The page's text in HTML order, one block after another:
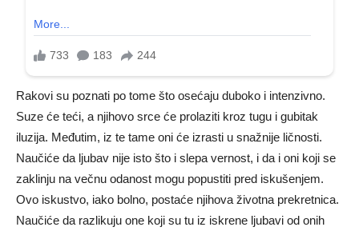
Rakovi su poznati po tome što osećaju duboko i intenzivno.
Suze će teći, a njihovo srce će prolaziti kroz tugu i gubitak
iluzija. Međutim, iz te tame oni će izrasti u snažnije ličnosti.
Naučiće da ljubav nije isto što i slepa vernost, i da i oni koji se
zaklinju na večnu odanost mogu popustiti pred iskušenjem.
Ovo iskustvo, iako bolno, postaće njihova životna prekretnica.
Naučiće da razlikuju one koji su tu iz iskrene ljubavi od onih